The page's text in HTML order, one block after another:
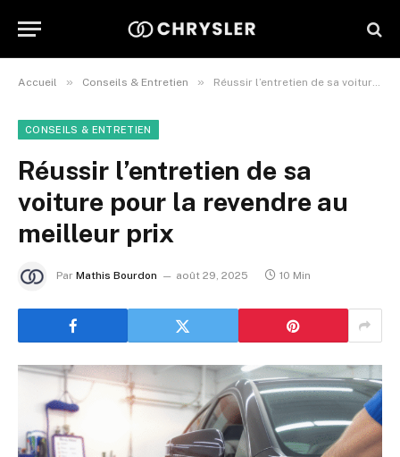
Accueil » Conseils & Entretien » Réussir l’entretien de sa voiture pour la revendre au meilleur prix
CONSEILS & ENTRETIEN
Réussir l’entretien de sa
voiture pour la revendre au
meilleur prix
Par Mathis Bourdon août 29, 2025 10 Min